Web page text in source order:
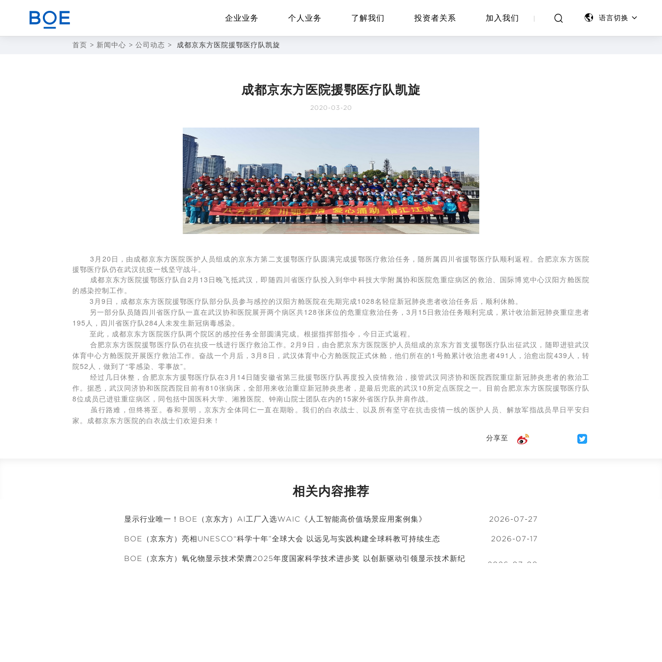
企业业务 个人业务 了解我们 投资者关系 加入我们 语言切换
EN Global
首页 > 新闻中心 > 公司动态 > 成都京东方医院援鄂医疗队凯旋
成都京东方医院援鄂医疗队凯旋
2020-03-20
3月20日，由成都京东方医院医护人员组成的京东方第二支援鄂医疗队圆满完成援鄂医疗救治任务，随所属四川省援鄂医疗队顺利返程。合肥京东方医院
援鄂医疗队仍在武汉抗疫一线坚守战斗。
成都京东方医院援鄂医疗队自2月13日晚飞抵武汉，即随四川省医疗队投入到华中科技大学附属协和医院危重症病区的救治、国际博览中心汉阳方舱医院
的感染控制工作。
3月9日，成都京东方医院援鄂医疗队部分队员参与感控的汉阳方舱医院在先期完成1028名轻症新冠肺炎患者收治任务后，顺利休舱。
另一部分队员随四川省医疗队一直在武汉协和医院展开两个病区共128张床位的危重症救治任务，3月15日救治任务顺利完成，累计收治新冠肺炎重症患者
195人，四川省医疗队284人未发生新冠病毒感染。
至此，成都京东方医院医疗队两个院区的感控任务全部圆满完成。根据指挥部指令，今日正式返程。
合肥京东方医院援鄂医疗队仍在抗疫一线进行医疗救治工作。2月9日，由合肥京东方医院医护人员组成的京东方首支援鄂医疗队出征武汉，随即进驻武汉
体育中心方舱医院开展医疗救治工作。奋战一个月后，3月8日，武汉体育中心方舱医院正式休舱，他们所在的1号舱累计收治患者491人，治愈出院439人，转
院52人，做到了“零感染、零事故”。
经过几日休整，合肥京东方援鄂医疗队在3月14日随安徽省第三批援鄂医疗队再度投入疫情救治，接管武汉同济协和医院西院重症新冠肺炎患者的救治工
作。 据悉，武汉同济协和医院西院目前有810张病床，全部用来收治重症新冠肺炎患者，是最后兜底的武汉10所定点医院之一。 目前合肥京东方医院援鄂医疗队
8位成员已进驻重症病区，同包括中国医科大学、湘雅医院、钟南山院士团队在内的15家外省医疗队并肩作战。
虽行路难，但终将至。春和景明，京东方全体同仁一直在期盼。我们的白衣战士、以及所有坚守在抗击疫情一线的医护人员、解放军指战员早日平安归
家。成都京东方医院的白衣战士们欢迎归来！
分享至
相关内容推荐
显示行业唯一！BOE（京东方）AI工厂入选WAIC《人工智能高价值场景应用案例集》 2026-07-27
BOE（京东方）亮相UNESCO“科学十年”全球大会 以远见与实践构建全球科教可持续生态 2026-07-17
BOE（京东方）氧化物显示技术荣膺2025年度国家科学技术进步奖 以创新驱动引领显示技术新纪
2026-07-09